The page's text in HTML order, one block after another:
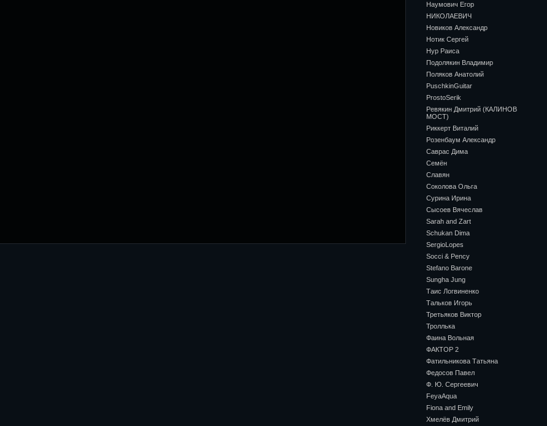
Наумович Егор
НИКОЛАЕВИЧ
Новиков Александр
Нотик Сергей
Нур Раиса
Подолякин Владимир
Поляков Анатолий
PuschkinGuitar
ProstoSerik
Ревякин Дмитрий (КАЛИНОВ
МОСТ)
Риккерт Виталий
Розенбаум Александр
Саврас Дима
Семён
Славян
Соколова Ольга
Сурина Ирина
Сысоев Вячеслав
Sarah and Zart
Schukan Dima
SergioLopes
Socci & Pency
Stefano Barone
Sungha Jung
Таис Логвиненко
Тальков Игорь
Третьяков Виктор
Троллька
Фаина Вольная
ФАКТОР 2
Фатильникова Татьяна
Федосов Павел
Ф. Ю. Сергеевич
FeyaAqua
Fiona and Emily
Хмелёв Дмитрий